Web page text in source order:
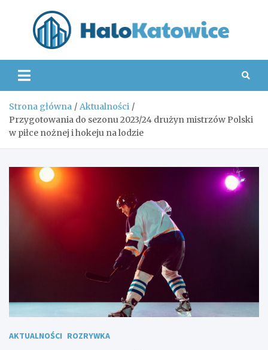
Strona główna
Aktualności
Przygotowania do sezonu 2023/24 drużyn mistrzów Polski
w piłce nożnej i hokeju na lodzie
AKTUALNOŚCI ROZRYWKA